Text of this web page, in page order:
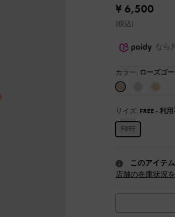
¥ 6,500
(税込)
なら
カラー: ローズゴ
サイズ: FREE - 利
FREE
このアイテ
店舗の在庫状況